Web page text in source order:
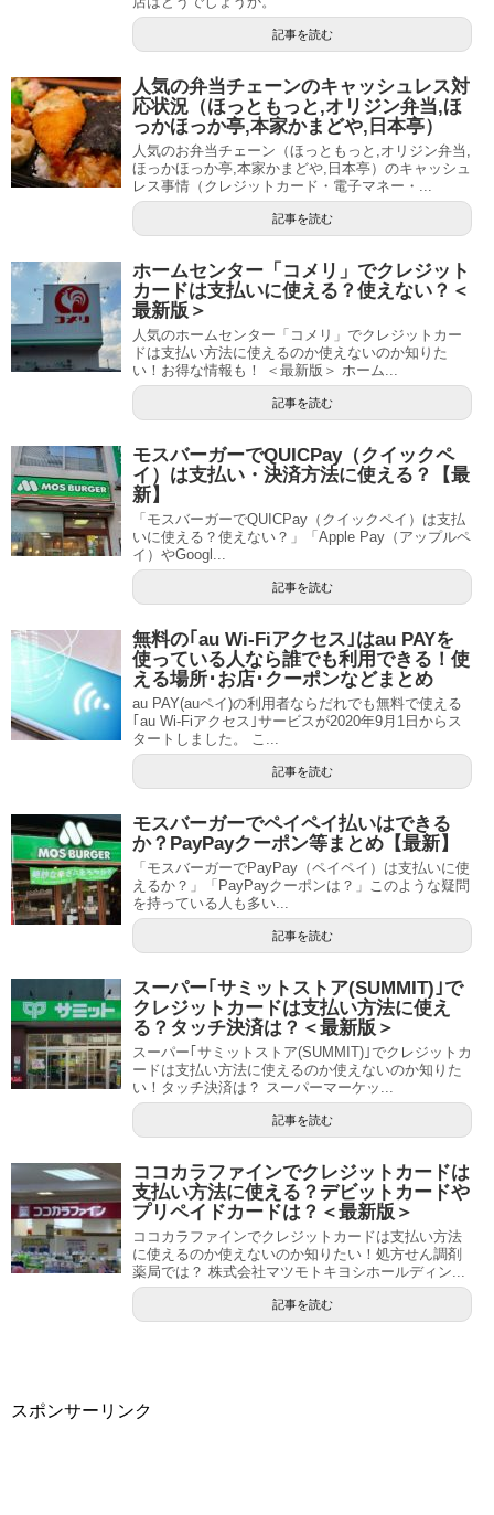
記事を読む
人気の弁当チェーンのキャッシュレス対
応状況（ほっともっと,オリジン弁当,ほ
っかほっか亭,本家かまどや,日本亭）
人気のお弁当チェーン（ほっともっと,オリジン弁当,
ほっかほっか亭,本家かまどや,日本亭）のキャッシュ
レス事情（クレジットカード・電子マネー・...
記事を読む
ホームセンター「コメリ」でクレジット
カードは支払いに使える？使えない？＜
最新版＞
人気のホームセンター「コメリ」でクレジットカー
ドは支払い方法に使えるのか使えないのか知りた
い！お得な情報も！ ＜最新版＞ ホーム...
記事を読む
モスバーガーでQUICPay（クイックペ
イ）は支払い・決済方法に使える？【最
新】
「モスバーガーでQUICPay（クイックペイ）は支払
いに使える？使えない？」「Apple Pay（アップルペ
イ）やGoogl...
記事を読む
無料の｢au Wi-Fiアクセス｣はau PAYを
使っている人なら誰でも利用できる！使
える場所･お店･クーポンなどまとめ
au PAY(auペイ)の利用者ならだれでも無料で使える
｢au Wi-Fiアクセス｣サービスが2020年9月1日からス
タートしました。 こ...
記事を読む
モスバーガーでペイペイ払いはできる
か？PayPayクーポン等まとめ【最新】
「モスバーガーでPayPay（ペイペイ）は支払いに使
えるか？」「PayPayクーポンは？」このような疑問
を持っている人も多い...
記事を読む
スーパー｢サミットストア(SUMMIT)｣で
クレジットカードは支払い方法に使え
る？タッチ決済は？＜最新版＞
スーパー｢サミットストア(SUMMIT)｣でクレジットカ
ードは支払い方法に使えるのか使えないのか知りた
い！タッチ決済は？ スーパーマーケッ...
記事を読む
ココカラファインでクレジットカードは
支払い方法に使える？デビットカードや
プリペイドカードは？＜最新版＞
ココカラファインでクレジットカードは支払い方法
に使えるのか使えないのか知りたい！処方せん調剤
薬局では？ 株式会社マツモトキヨシホールディン...
記事を読む
スポンサーリンク